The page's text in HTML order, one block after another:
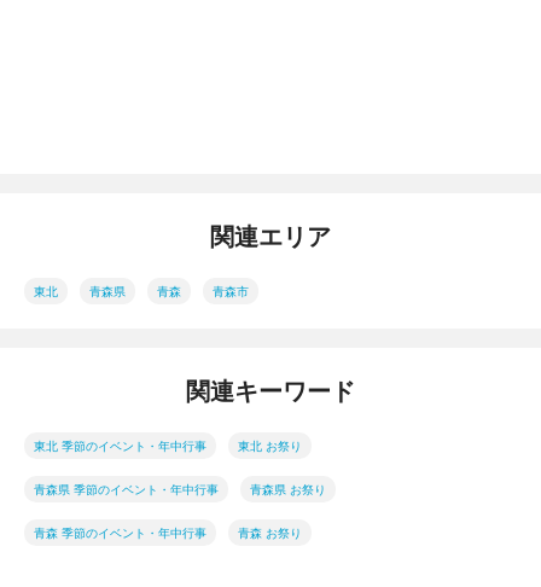
関連エリア
東北 青森県 青森 青森市
関連キーワード
東北 季節のイベント・年中行事 東北 お祭り
青森県 季節のイベント・年中行事 青森県 お祭り
青森 季節のイベント・年中行事 青森 お祭り